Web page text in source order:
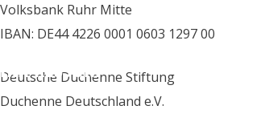
IMPRESSUM
Volksbank Ruhr Mitte
IBAN: DE44 4226 0001 0603 1297 00
Deutsche Duchenne Stiftung
Duchenne Deutschland e.V.